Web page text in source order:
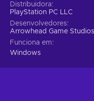
Distribuidora
PlayStation PC LLC
Desenvolvedores
Arrowhead Game Studios
Funciona em
Windows